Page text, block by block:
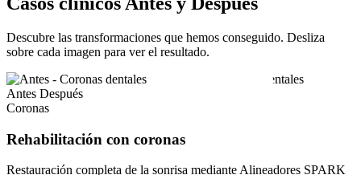
Descubre las transformaciones que hemos conseguido. Desliza
sobre cada imagen para ver el resultado.
Antes Después
Coronas
Rehabilitación con coronas
Restauración completa de la sonrisa mediante Alineadores SPARK